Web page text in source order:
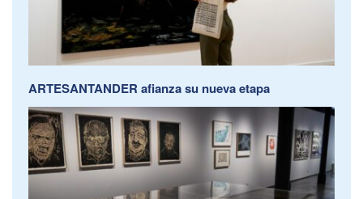
ARTESANTANDER afianza su nueva etapa